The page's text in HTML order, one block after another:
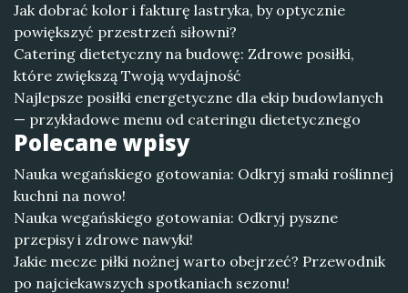
Jak dobrać kolor i fakturę lastryka, by optycznie
powiększyć przestrzeń siłowni?
Catering dietetyczny na budowę: Zdrowe posiłki,
które zwiększą Twoją wydajność
Najlepsze posiłki energetyczne dla ekip budowlanych
— przykładowe menu od cateringu dietetycznego
Polecane wpisy
Nauka wegańskiego gotowania: Odkryj smaki roślinnej
kuchni na nowo!
Nauka wegańskiego gotowania: Odkryj pyszne
przepisy i zdrowe nawyki!
Jakie mecze piłki nożnej warto obejrzeć? Przewodnik
po najciekawszych spotkaniach sezonu!